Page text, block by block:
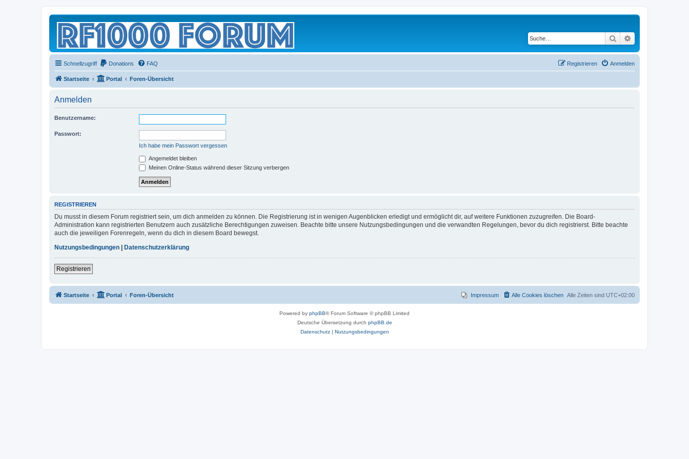
Suche
Schnellzugriff Donations FAQ Anmelden
Registrieren
Startseite Portal Foren-Übersicht
Anmelden
Benutzername:
Passwort:
Ich habe mein Passwort vergessen
Angemeldet bleiben
Meinen Online-Status während dieser Sitzung verbergen
REGISTRIEREN
Du musst in diesem Forum registriert sein, um dich anmelden zu können. Die Registrierung ist in wenigen Augenblicken erledigt und ermöglicht dir, auf weitere Funktionen zuzugreifen. Die Board-
Administration kann registrierten Benutzern auch zusätzliche Berechtigungen zuweisen. Beachte bitte unsere Nutzungsbedingungen und die verwandten Regelungen, bevor du dich registrierst. Bitte beachte
auch die jeweiligen Forenregeln, wenn du dich in diesem Board bewegst.
Nutzungsbedingungen | Datenschutzerklärung
Registrieren
Startseite Portal Foren-Übersicht Alle Zeiten sind UTC+02:00
Alle Cookies löschen
Impressum
Powered by phpBB® Forum Software © phpBB Limited
Deutsche Übersetzung durch phpBB.de
Datenschutz| Nutzungsbedingungen